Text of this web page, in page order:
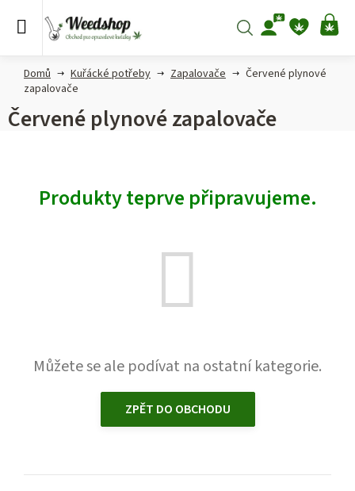
Hledat
Domů Kuřácké potřeby Zapalovače
Červené plynové
zapalovače
Červené plynové zapalovače
Produkty teprve připravujeme.
Můžete se ale podívat na ostatní kategorie.
ZPĚT DO OBCHODU